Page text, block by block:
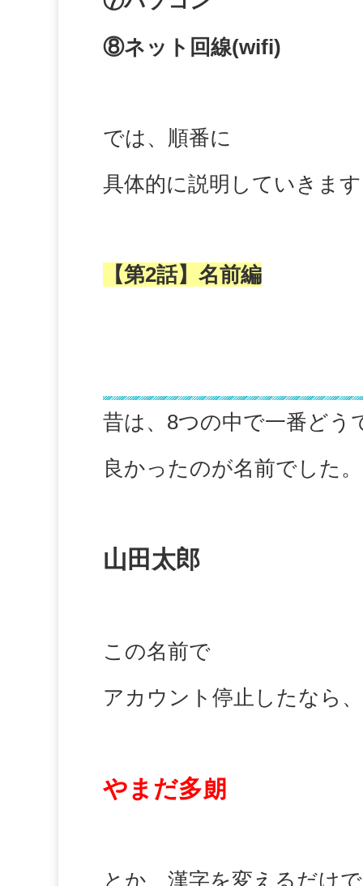
⑧ネット回線(wifi)
では、順番に
具体的に説明していきま
【第2話】名前編
昔は、8つの中で一番どう
良かったのが名前でした。
山田太郎
この名前で
アカウント停止したなら、
やまだ多朗
とか、漢字を変えるだけ